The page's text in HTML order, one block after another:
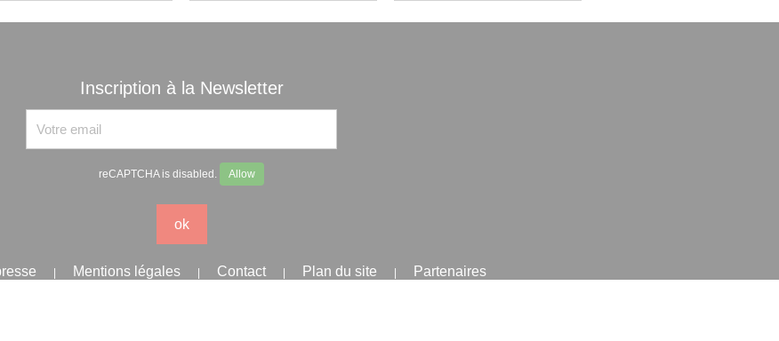
Inscription à la Newsletter
reCAPTCHA is disabled. Allow
ok
Mentions légales Contact Plan du site Partenaires